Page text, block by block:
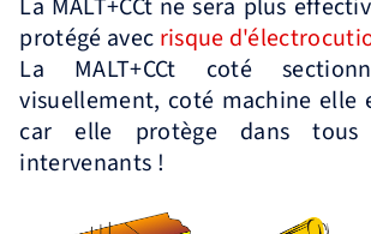
La MALT+CCt ne sera plus
protégé avec risque
La MALT+CCt coté
visuellement, coté machine elle
car elle protège dans
intervenants !